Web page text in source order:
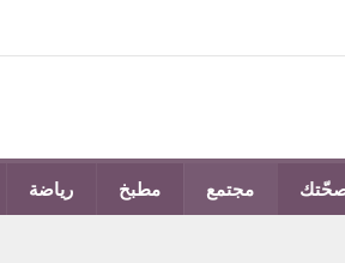
مجتمع مطبخ رياضة